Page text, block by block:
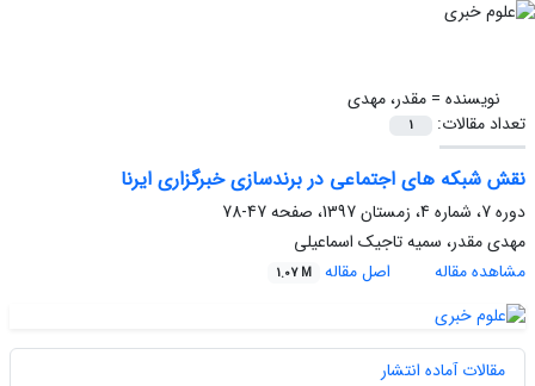
نویسنده =مقدر، مهدی
تعداد مقالات:
1
نقش شبکه های اجتماعی در برندسازی خبرگزاری ایرنا
دوره 7، شماره 4، زمستان 1397، صفحه
47-78
مهدی مقدر، سمیه تاجیک اسماعیلی
مشاهده مقاله
اصل مقاله 1.07 M
مقالات آماده انتشار